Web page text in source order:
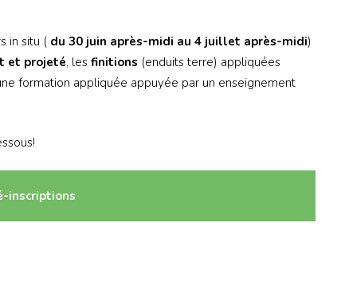
in situ ( du 30 juin après-midi au 4 juillet après-midi)
et projeté, les finitions (enduits terre) appliquées
formation appliquée appuyée par un enseignement
inscriptions